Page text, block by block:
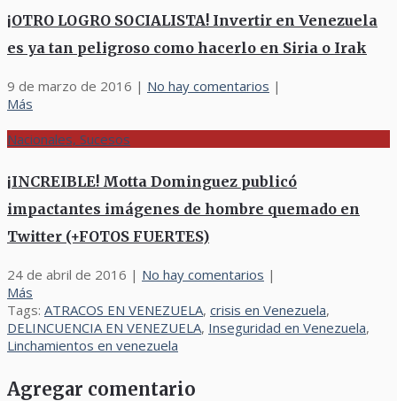
¡OTRO LOGRO SOCIALISTA! Invertir en Venezuela
es ya tan peligroso como hacerlo en Siria o Irak
9 de marzo de 2016 | No hay comentarios |
Más
Nacionales, Sucesos
¡INCREIBLE! Motta Dominguez publicó
impactantes imágenes de hombre quemado en
Twitter (+FOTOS FUERTES)
24 de abril de 2016 | No hay comentarios |
Más
Tags: ATRACOS EN VENEZUELA, crisis en Venezuela,
DELINCUENCIA EN VENEZUELA, Inseguridad en Venezuela,
Linchamientos en venezuela
Agregar comentario